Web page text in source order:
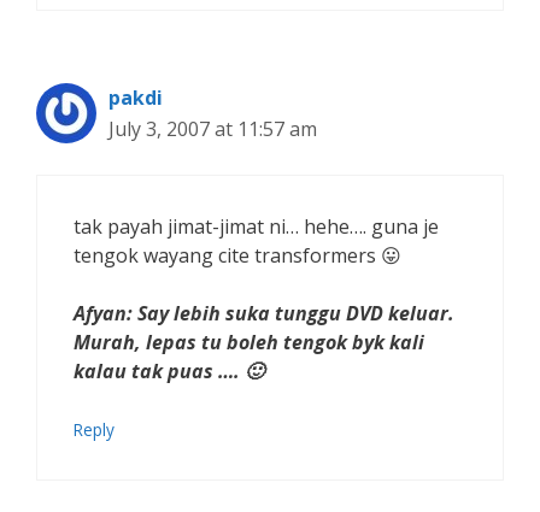
pakdi
July 3, 2007 at 11:57 am
tak payah jimat-jimat ni… hehe…. guna je
tengok wayang cite transformers 😛
Afyan: Say lebih suka tunggu DVD keluar.
Murah, lepas tu boleh tengok byk kali
kalau tak puas …. 🙂
Reply